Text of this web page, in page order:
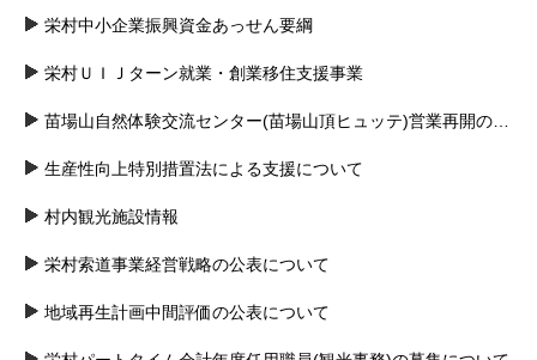
栄村中小企業振興資金あっせん要綱
栄村ＵＩＪターン就業・創業移住支援事業
生産性向上特別措置法による支援について
村内観光施設情報
栄村索道事業経営戦略の公表について
地域再生計画中間評価の公表について